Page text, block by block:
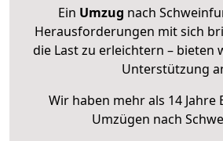
Ein Umzug nach
Herausforderungen mit sich
die Last zu erleichtern – bieten
Unterstützung
Wir haben mehr als 14
Umzügen nach